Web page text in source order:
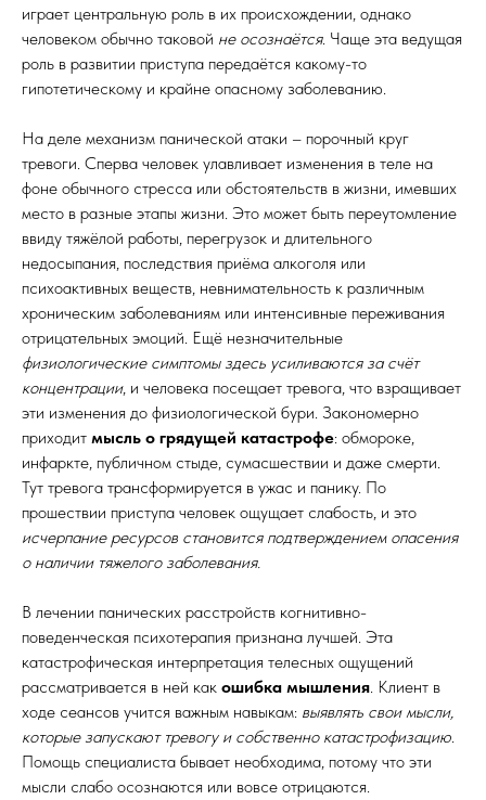
играет центральную роль в их происхождении, однако
человеком обычно таковой не осознаётся. Чаще эта ведущая
роль в развитии приступа передаётся какому-то
гипотетическому и крайне опасному заболеванию.
На деле механизм панической атаки – порочный круг
тревоги. Сперва человек улавливает изменения в теле на
фоне обычного стресса или обстоятельств в жизни, имевших
место в разные этапы жизни. Это может быть переутомление
ввиду тяжёлой работы, перегрузок и длительного
недосыпания, последствия приёма алкоголя или
психоактивных веществ, невнимательность к различным
хроническим заболеваниям или интенсивные переживания
отрицательных эмоций. Ещё незначительные
физиологические симптомы здесь усиливаются за счёт
концентрации, и человека посещает тревога, что взращивает
эти изменения до физиологической бури. Закономерно
приходит мысль о грядущей катастрофе: обмороке,
инфаркте, публичном стыде, сумасшествии и даже смерти.
Тут тревога трансформируется в ужас и панику. По
прошествии приступа человек ощущает слабость, и это
исчерпание ресурсов становится подтверждением опасения
о наличии тяжелого заболевания.
В лечении панических расстройств когнитивно-
поведенческая психотерапия признана лучшей. Эта
катастрофическая интерпретация телесных ощущений
рассматривается в ней как ошибка мышления. Клиент в
ходе сеансов учится важным навыкам: выявлять свои мысли,
которые запускают тревогу и собственно катастрофизацию.
Помощь специалиста бывает необходима, потому что эти
мысли слабо осознаются или вовсе отрицаются.